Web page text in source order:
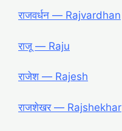
राजवर्धन ― Rajvardhan
राजू ― Raju
राजेश ― Rajesh
राजशेखर ― Rajshekhar